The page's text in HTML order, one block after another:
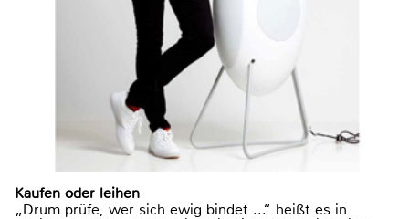
Kaufen oder leihen
„Drum prüfe, wer sich ewig bindet ...“ heißt es in